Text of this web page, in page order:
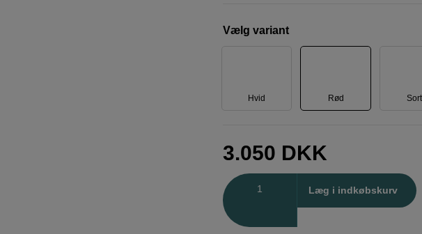
Vælg variant
Hvid Rød Sort
3.050 DKK
Læg i indkøbskurv